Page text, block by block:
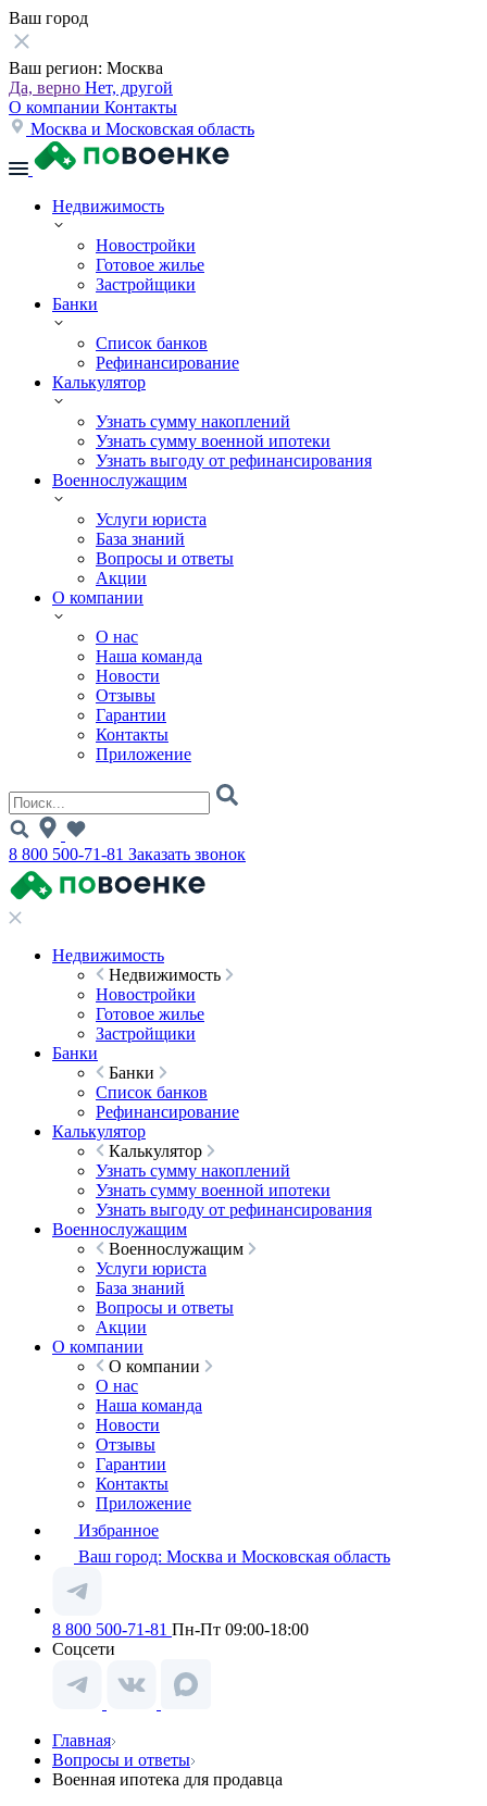
Ваш город
Ваш регион: Москва
Да, верно Нет, другой
О компании Контакты
Москва и Московская область
Недвижимость
Новостройки
Готовое жилье
Застройщики
Банки
Список банков
Рефинансирование
Калькулятор
Узнать сумму накоплений
Узнать сумму военной ипотеки
Узнать выгоду от рефинансирования
Военнослужащим
Услуги юриста
База знаний
Вопросы и ответы
Акции
О компании
О нас
Наша команда
Новости
Отзывы
Гарантии
Контакты
Приложение
8 800 500-71-81 Заказать звонок
Недвижимость
Недвижимость
Новостройки
Готовое жилье
Застройщики
Банки
Банки
Список банков
Рефинансирование
Калькулятор
Калькулятор
Узнать сумму накоплений
Узнать сумму военной ипотеки
Узнать выгоду от рефинансирования
Военнослужащим
Военнослужащим
Услуги юриста
База знаний
Вопросы и ответы
Акции
О компании
О компании
О нас
Наша команда
Новости
Отзывы
Гарантии
Контакты
Приложение
Избранное
Ваш город: Москва и Московская область
8 800 500-71-81 Пн-Пт 09:00-18:00
Соцсети
Главная
Вопросы и ответы
Военная ипотека для продавца